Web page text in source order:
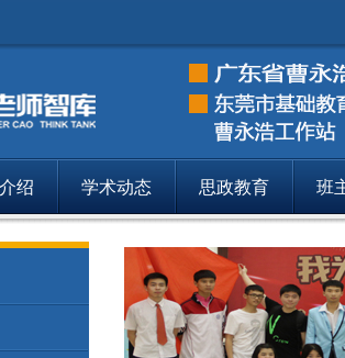
绍 学术动态 思政教育 班
148智库建设 主持人介绍